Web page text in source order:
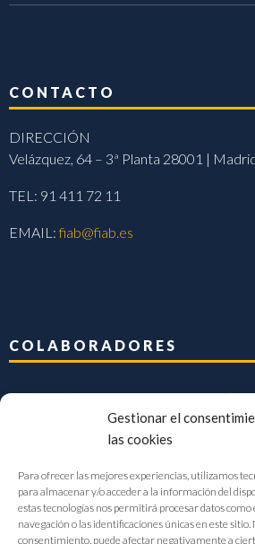
Gestionar el
las cookies
Para ofrecer las mejores experiencias, utilizamos
para almacenar y/o acceder a la información del
estas tecnologías nos permitirá procesar datos
navegación o las identificaciones únicas en este
consentimiento, puede afectar negativamente a
CONTACTO
DIRECCIÓN
Velázquez, 64 – 3ª Planta 28001 |
TEL: 91 411 72 11
EMAIL:fiab@fiab.es
COLABORADORES